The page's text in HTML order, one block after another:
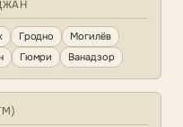
Гродно
Могилёв
Гюмри Ванадзор